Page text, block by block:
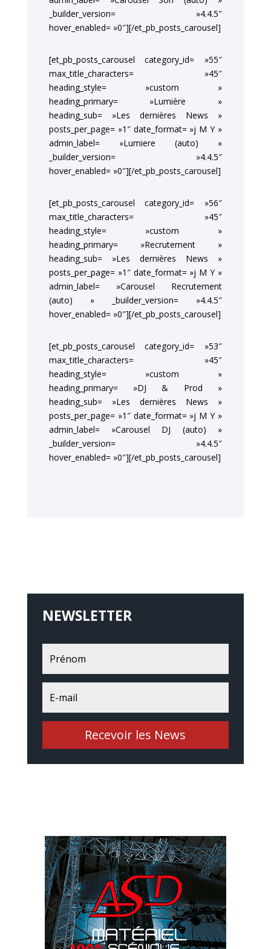
_builder_version= »4.4.5″
hover_enabled= »0″][/et_pb_posts_carousel]
[et_pb_posts_carousel category_id= »55″
max_title_characters= »45″
heading_style= »custom »
heading_primary= »Lumière »
heading_sub= »Les dernières News »
posts_per_page= »1″ date_format= »j M Y »
admin_label= »Lumiere (auto) »
_builder_version= »4.4.5″
hover_enabled= »0″][/et_pb_posts_carousel]
[et_pb_posts_carousel category_id= »56″
max_title_characters= »45″
heading_style= »custom »
heading_primary= »Recrutement »
heading_sub= »Les dernières News »
posts_per_page= »1″ date_format= »j M Y »
admin_label= »Carousel Recrutement
(auto) » _builder_version= »4.4.5″
hover_enabled= »0″][/et_pb_posts_carousel]
[et_pb_posts_carousel category_id= »53″
max_title_characters= »45″
heading_style= »custom »
heading_primary= »DJ & Prod »
heading_sub= »Les dernières News »
posts_per_page= »1″ date_format= »j M Y »
admin_label= »Carousel DJ (auto) »
_builder_version= »4.4.5″
hover_enabled= »0″][/et_pb_posts_carousel]
NEWSLETTER
Recevoir les News